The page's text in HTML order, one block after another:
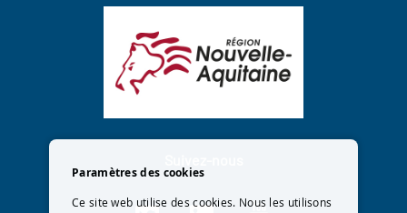
Paramètres des cookies
Ce site web utilise des cookies. Nous les utilisons